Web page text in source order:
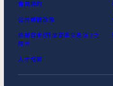
會員規約
公共媒體政策
依據日本《特定商業交易法 》之
標示
人才招募